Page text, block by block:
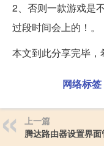
2、否则一款游戏是
过段时间会上的！。
本文到此分享完毕，
网络标签
上一篇
腾达路由器设置界面